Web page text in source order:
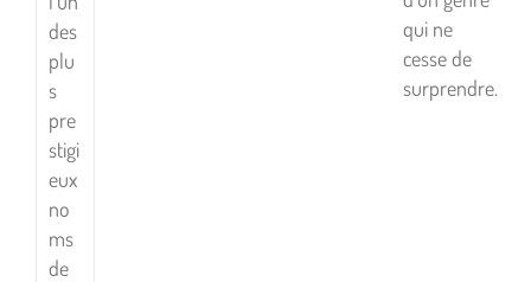
des
plu
s
pre
stigi
eux
no
ms
de
qui ne
cesse de
surprendre.